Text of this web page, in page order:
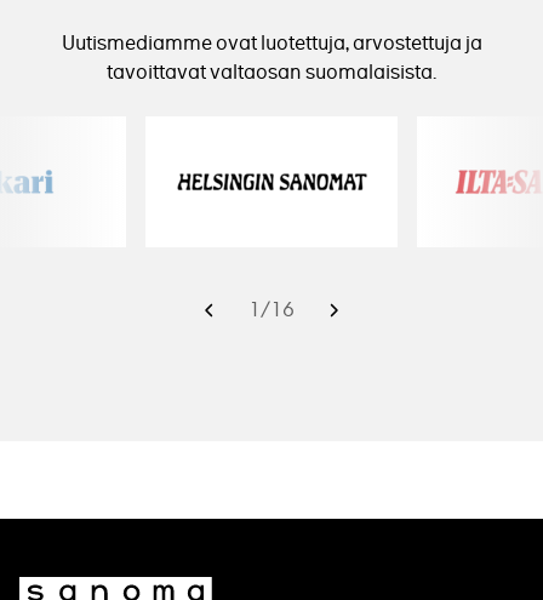
Uutismediamme ovat luotettuja, arvostettuja ja
tavoittavat valtaosan suomalaisista.
Edellinen
1/16 Seuraava